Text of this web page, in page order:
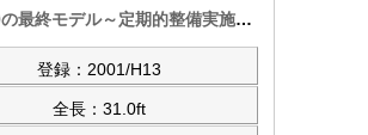
GS-1000の最終モデル～定期的整備実施で、船内外共に良好、発電機搭載、エンジンアワーは左右530時間余, バウスラスター装備
登録：2001/H13
全長：31.0ft